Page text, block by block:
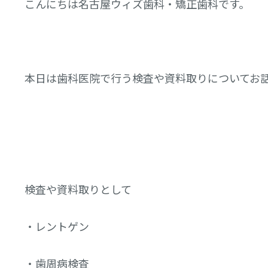
こんにちは名古屋ウィズ歯科・矯正歯科です。
本日は歯科医院で行う検査や資料取りについてお
検査や資料取りとして
・レントゲン
・歯周病検査